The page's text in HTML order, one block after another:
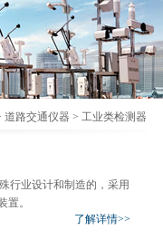
道路交通仪器 > 工业类检测器
行业设计和制造的，采用
。
了解详情>>